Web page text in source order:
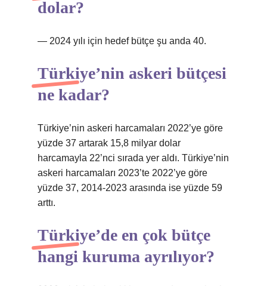
dolar?
— 2024 yılı için hedef bütçe şu anda 40.
Türkiye’nin askeri bütçesi
ne kadar?
Türkiye’nin askeri harcamaları 2022’ye göre
yüzde 37 artarak 15,8 milyar dolar
harcamayla 22’nci sırada yer aldı. Türkiye’nin
askeri harcamaları 2023’te 2022’ye göre
yüzde 37, 2014-2023 arasında ise yüzde 59
arttı.
Türkiye’de en çok bütçe
hangi kuruma ayrılıyor?